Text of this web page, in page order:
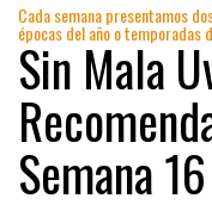
Cada semana presentamos
épocas del año o temporadas
Sin Mala
Semana